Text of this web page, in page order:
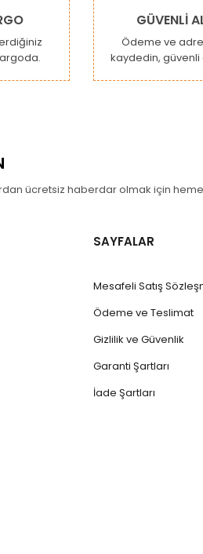
bulunuyor.
daha pahalı.
alternatifler olmalı.
GÜVENLİ
Ödeme ve
kaydedin, güvenli
ücretsiz haberdar olmak için
SAYFALAR
Mesafeli Satış
Ödeme ve Teslimat
Gizlilik ve Güvenlik
Garanti Şartları
İade Şartları